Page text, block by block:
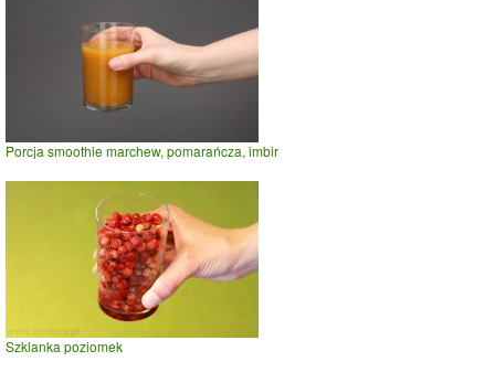
Porcja smoothie marchew, pomarańcza, imbir
Szklanka poziomek